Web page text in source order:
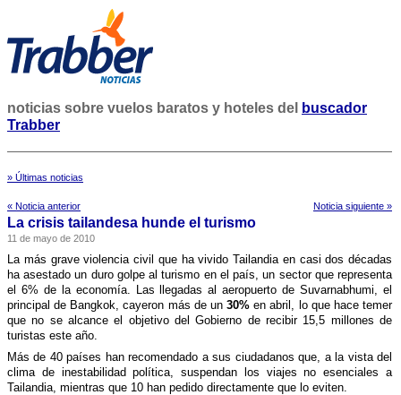
noticias sobre vuelos baratos y hoteles del
buscador
Trabber
» Últimas noticias
« Noticia anterior Noticia siguiente »
La crisis tailandesa hunde el turismo
11 de mayo de 2010
La más grave violencia civil que ha vivido Tailandia en casi dos décadas
ha asestado un duro golpe al turismo en el paí­s, un sector que representa
el 6% de la economí­a. Las llegadas al aeropuerto de Suvarnabhumi, el
principal de Bangkok, cayeron más de un30%en abril, lo que hace temer
que no se alcance el objetivo del Gobierno de recibir 15,5 millones de
turistas este año.
Más de 40 paí­ses han recomendado a sus ciudadanos que, a la vista del
clima de inestabilidad polí­tica, suspendan los viajes no esenciales a
Tailandia, mientras que 10 han pedido directamente que lo eviten.